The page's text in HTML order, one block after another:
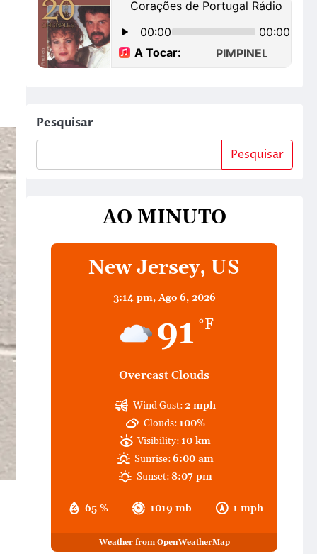
Pesquisar
Pesquisar
AO MINUTO
New Jersey, US
3:14 pm, Ago 6, 2026
91 °F
Overcast Clouds
65 % 1019 mb 1 mph
Wind Gust:2 mph
Clouds: 100%
Visibility: 10 km
Sunrise:6:00 am
Sunset:8:07 pm
Weather from OpenWeatherMap